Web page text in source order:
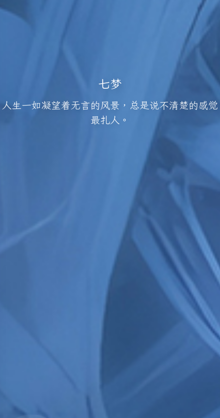
七梦
人生一如凝望着无言的风景，总是说不清楚的感觉
最扎人。